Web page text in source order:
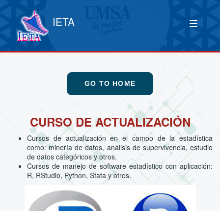
IETA
GO TO HOME
CURSO DE ACTUALIZACIÓN
Cursos de actualización en el campo de la estadística
como: minería de datos, análisis de supervivencia, estudio
de datos categóricos y otros.
Cursos de manejo de software estadístico con aplicación:
R, RStudio, Python, Stata y otros.